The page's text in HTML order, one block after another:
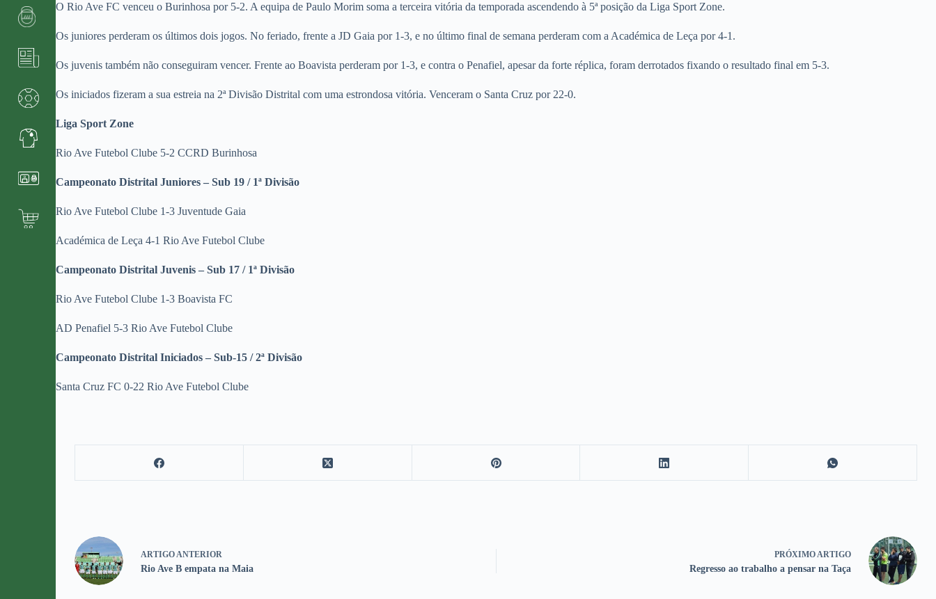
O Rio Ave FC venceu o Burinhosa por 5-2. A equipa de Paulo Morim soma a terceira vitória da temporada ascendendo à 5ª posição da Liga Sport Zone.
Os juniores perderam os últimos dois jogos. No feriado, frente a JD Gaia por 1-3, e no último final de semana perderam com a Académica de Leça por 4-1.
Os juvenis também não conseguiram vencer. Frente ao Boavista perderam por 1-3, e contra o Penafiel, apesar da forte réplica, foram derrotados fixando o resultado final em 5-3.
Os iniciados fizeram a sua estreia na 2ª Divisão Distrital com uma estrondosa vitória. Venceram o Santa Cruz por 22-0.
Liga Sport Zone
Rio Ave Futebol Clube 5-2 CCRD Burinhosa
Campeonato Distrital Juniores – Sub 19 / 1ª Divisão
Rio Ave Futebol Clube 1-3 Juventude Gaia
Académica de Leça 4-1 Rio Ave Futebol Clube
Campeonato Distrital Juvenis – Sub 17 / 1ª Divisão
Rio Ave Futebol Clube 1-3 Boavista FC
AD Penafiel 5-3 Rio Ave Futebol Clube
Campeonato Distrital Iniciados – Sub-15 / 2ª Divisão
Santa Cruz FC 0-22 Rio Ave Futebol Clube
ARTIGO ANTERIOR
Rio Ave B empata na Maia
PRÓXIMO ARTIGO
Regresso ao trabalho a pensar na Taça